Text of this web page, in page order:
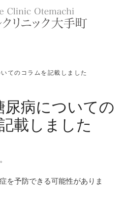
てのコラムを記載しました
尿病についての
載しました
を予防できる可能性がありま